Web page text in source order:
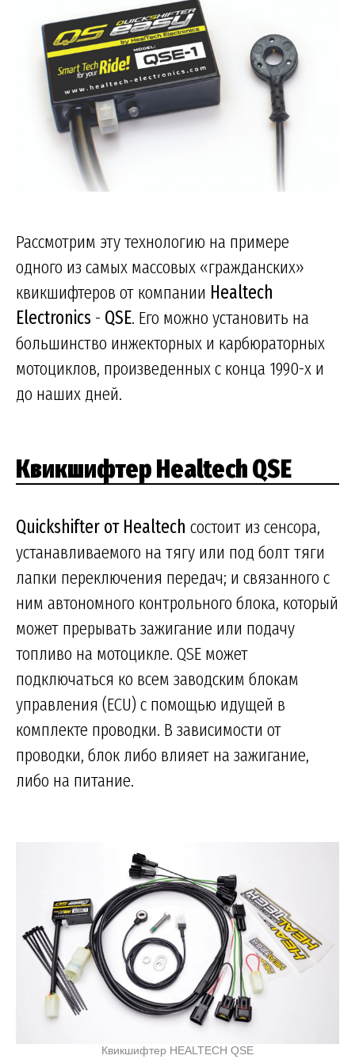
Рассмотрим эту технологию на примере
одного из самых массовых «гражданских»
квикшифтеров от компании Healtech
Electronics - QSE. Его можно установить на
большинство инжекторных и карбюраторных
мотоциклов, произведенных с конца 1990-х и
до наших дней.
Квикшифтер Healtech QSE
Quickshifter от Healtech состоит из сенсора,
устанавливаемого на тягу или под болт тяги
лапки переключения передач; и связанного с
ним автономного контрольного блока, который
может прерывать зажигание или подачу
топливо на мотоцикле. QSE может
подключаться ко всем заводским блокам
управления (ECU) с помощью идущей в
комплекте проводки. В зависимости от
проводки, блок либо влияет на зажигание,
либо на питание.
Квикшифтер HEALTECH QSE